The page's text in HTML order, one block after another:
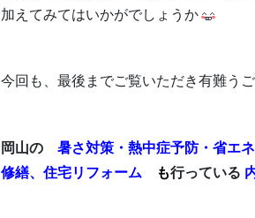
加えてみてはいかがでしょうか
今回も、最後までご覧いただき有難う
岡山の 暑さ対策・熱中症予防・省エネ
修繕、住宅リフォーム
も行っている